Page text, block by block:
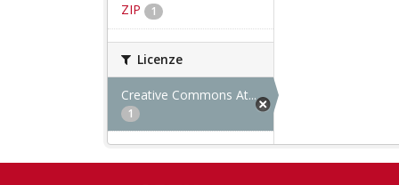
ZIP 1
Licenze
Creative Commons At...
1